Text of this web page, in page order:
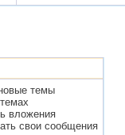
темы
вложения
свои сообщения